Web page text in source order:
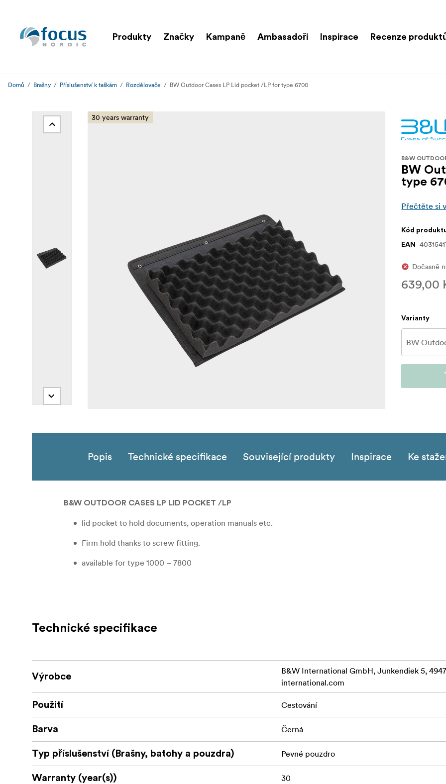
Produkty Značky Kampaně Ambasadoři Inspirace Recenze
Domů Brašny Příslušenství k taškám Rozdělovače BW Outdoor Cases LP Lid pocket /LP for type 6700
30 years warranty
B&W
BW
type
Přečtěte si
Kód
EAN
Dočasně
639,00
Varianty
Popis Technické specifikace Související produkty Inspirace Ke
B&W OUTDOOR CASES LP LID POCKET /LP
lid pocket to hold documents, operation manuals etc.
Firm hold thanks to screw fitting.
available for type 1000 – 7800
Technické specifikace
Výrobce
B&W International GmbH, Junkendiek 5,
international.com
Použití Cestování
Barva Černá
Typ příslušenství (Brašny, batohy a pouzdra) Pevné pouzdro
Warranty (year(s)) 30